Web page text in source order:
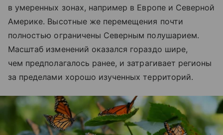
в умеренных зонах, например в Европе и Северной
Америке. Высотные же перемещения почти
полностью ограничены Северным полушарием.
Масштаб изменений оказался гораздо шире,
чем предполагалось ранее, и затрагивает регионы
за пределами хорошо изученных территорий.